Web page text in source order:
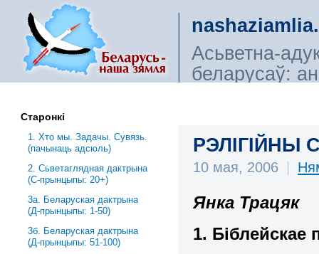
Асьветна-
беларусаў:
РЭЛIГIЙНЫ
10 мая, 2006 |
Янка Трацяк
1. Бiблейскае
Старонкі
1. Хто мы. Задачы. Сувязь.
(пачынаць адсюль)
2. Сьветаглядная дактрына
(С-прынцыпы: 20+)
3a. Беларуская дактрына
(Д-прынцыпы: 1-50)
3б. Беларуская дактрына
(Д-прынцыпы: 51-100)